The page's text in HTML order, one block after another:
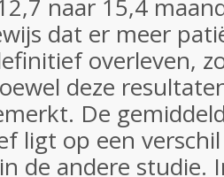
naar 15,4
dat er meer
overleven,
deze
De
ligt op een
de andere